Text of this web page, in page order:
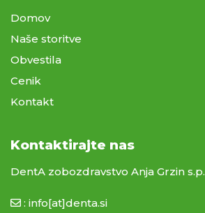
Domov
Naše storitve
Obvestila
Cenik
Kontakt
Kontaktirajte nas
DentA zobozdravstvo Anja Grzin s.p.
: info[at]denta.si